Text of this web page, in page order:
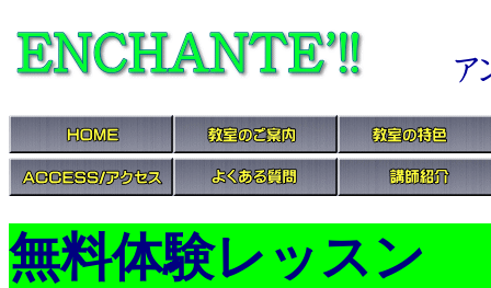
無料体験レッスン